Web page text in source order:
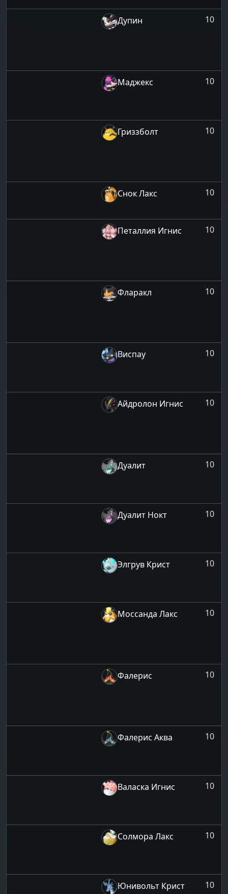
Дупин 10
Маджекс 10
Гриззболт 10
Снок Лакс 10
Петаллия Игнис 10
Фларакл 10
Виспау 10
Айдролон Игнис 10
Дуалит 10
Дуалит Нокт 10
Элгрув Крист 10
Моссанда Лакс 10
Фалерис 10
Фалерис Аква 10
Валаска Игнис 10
Солмора Лакс 10
Юнивольт Крист 10